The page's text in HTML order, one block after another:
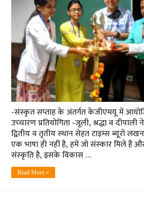
-संस्‍कृत सप्‍ताह के अंतर्गत केजीएमयू में
उच्‍चारण प्रतियोगिता -जूली, श्रद्धा व
द्वितीय व तृतीय स्‍थान सेहत टाइम्‍स ब्‍यूरो
एक भाषा ही नहीं है, हमें जो संस्‍कार मिले हैं
संस्‍कृति है, इसके विकास …
Read More »